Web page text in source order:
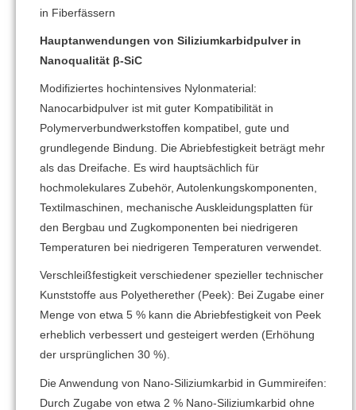
in Fiberfässern
Hauptanwendungen von Siliziumkarbidpulver in
Nanoqualität β-SiC
Modifiziertes hochintensives Nylonmaterial:
Nanocarbidpulver ist mit guter Kompatibilität in
Polymerverbundwerkstoffen kompatibel, gute und
grundlegende Bindung. Die Abriebfestigkeit beträgt mehr
als das Dreifache. Es wird hauptsächlich für
hochmolekulares Zubehör, Autolenkungskomponenten,
Textilmaschinen, mechanische Auskleidungsplatten für
den Bergbau und Zugkomponenten bei niedrigeren
Temperaturen bei niedrigeren Temperaturen verwendet.
Verschleißfestigkeit verschiedener spezieller technischer
Kunststoffe aus Polyetherether (Peek): Bei Zugabe einer
Menge von etwa 5 % kann die Abriebfestigkeit von Peek
erheblich verbessert und gesteigert werden (Erhöhung
der ursprünglichen 30 %).
Die Anwendung von Nano-Siliziumkarbid in Gummireifen:
Durch Zugabe von etwa 2 % Nano-Siliziumkarbid ohne